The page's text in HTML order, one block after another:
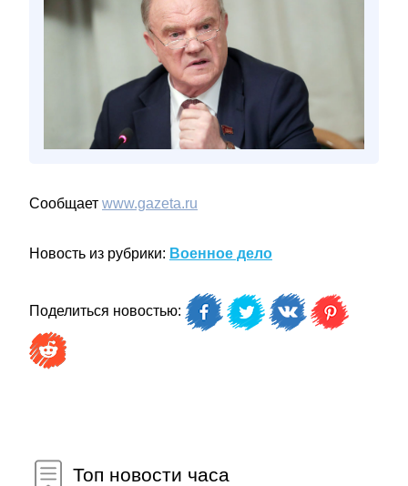
Сообщает www.gazeta.ru
Новость из рубрики: Военное дело
Поделиться новостью:
Топ новости часа